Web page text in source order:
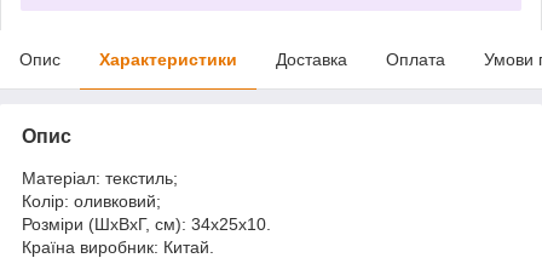
Опис Характеристики Доставка Оплата Умови
Опис
Матеріал: текстиль;
Колір: оливковий;
Розміри (ШхВхГ, см): 34х25х10.
Країна виробник: Китай.